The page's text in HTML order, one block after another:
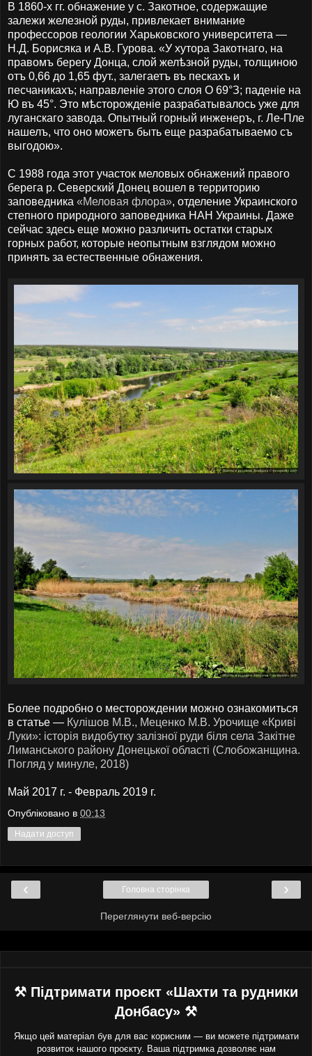
В 1860-х гг. обнажение у с. Закотное, содержащие
залежи железной руды, привлекает внимание
профессоров геологии Харьковского университета —
Н.Д. Борисяка и А.В. Гурова. «У хутора Закотнаго, на
правомъ берегу Донца, слой желѣзной руды, толщиною
отъ 0,66 до 1,65 фут., залегаетъ въ пескахъ и
песчаникахъ; направленіе этого слоя О 69°З; паденіе на
Ю въ 45°. Это мѣсторожденіе разрабатывалось уже для
луганскаго завода. Опытный горный инженеръ, г. Ле-Пле
нашелъ, что оно можетъ быть еще разрабатываемо съ
выгодою».
С 1988 года этот участок меловых обнажений правого
берега р. Северский Донец вошел в территорию
заповедника «Меловая флора», отделение Украинского
степного природного заповедника НАН Украины. Даже
сейчас здесь еще можно различить остатки старых
горных работ, которые неопытным взглядом можно
принять за естественные обнажения.
Более подробно о месторождении можно ознакомиться
в статье — Кулішов М.В., Меценко М.В. Урочище «Криві
Луки»: історія видобутку залізної руди біля села Закітне
Лиманського району Донецької області (Слобожанщина.
Погляд у минуле, 2018)
Май 2017 г. - Февраль 2019 г.
Опубліковано в 00:13
Надати доступ
‹ ›
Головна сторінка
Переглянути веб-версію
⚒ Підтримати проєкт «Шахти та рудники
Донбасу» ⚒
Якщо цей матеріал був для вас корисним — ви можете підтримати
розвиток нашого проєкту. Ваша підтримка дозволяє нам